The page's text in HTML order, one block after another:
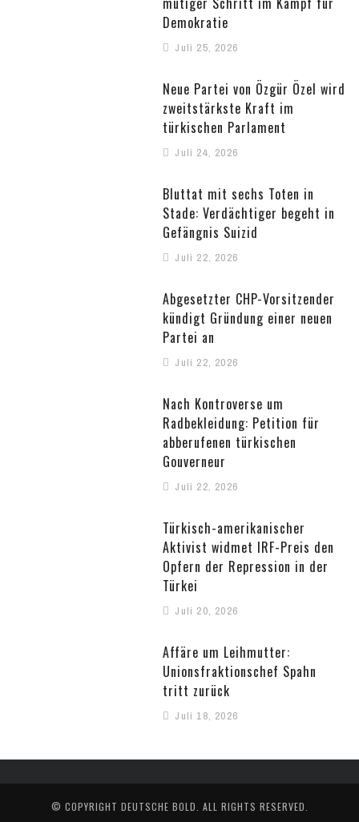
Demokratie
Juli 25, 2026
Neue Partei von Özgür Özel wird
zweitstärkste Kraft im
türkischen Parlament
Juli 24, 2026
Bluttat mit sechs Toten in
Stade: Verdächtiger begeht in
Gefängnis Suizid
Juli 22, 2026
Abgesetzter CHP-Vorsitzender
kündigt Gründung einer neuen
Partei an
Juli 22, 2026
Nach Kontroverse um
Radbekleidung: Petition für
abberufenen türkischen
Gouverneur
Juli 22, 2026
Türkisch-amerikanischer
Aktivist widmet IRF-Preis den
Opfern der Repression in der
Türkei
Juli 20, 2026
Affäre um Leihmutter:
Unionsfraktionschef Spahn
tritt zurück
Juli 18, 2026
© COPYRIGHT DEUTSCHE BOLD . ALL RIGHTS RESERVED.